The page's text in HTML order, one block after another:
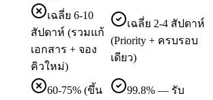
เฉลี่ย 6-10
สัปดาห์ (รวมแก้
เอกสาร + จอง
คิวใหม่)
เฉลี่ย 2-4 สัปดาห์
(Priority + ครบรอบ
เดียว)
60-75% (ขึ้น
99.8% — รับ